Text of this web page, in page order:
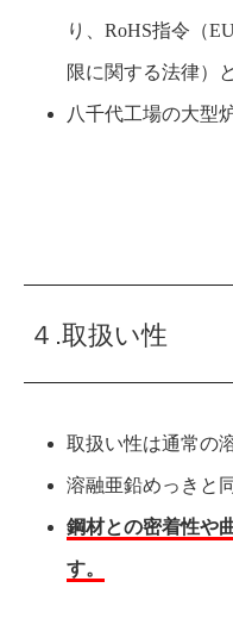
り、RoHS指令（
限に関する法律）
八千代工場の大型
４.取扱い性
取扱い性は通常の
溶融亜鉛めっきと
鋼材との密着性や
す。